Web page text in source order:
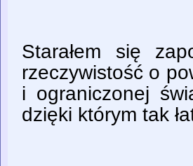
Starałem się
rzeczywistość o
i ograniczonej
dzięki którym tak